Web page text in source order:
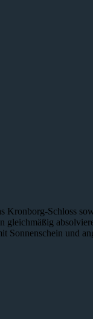
Kronborg-Schloss
gleichmäßig
Sonnenschein und